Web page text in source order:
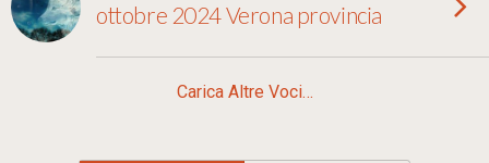
ottobre 2024 Verona provincia
Carica Altre Voci…